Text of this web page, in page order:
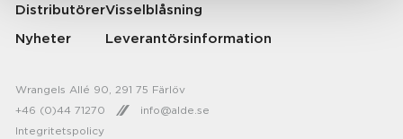
Distributörer
Nyheter
Visselblåsning
Leverantörsinformation
Integritetspolicy
Wrangels Allé 90, 291 75 Färlöv
+46 (0)44 71270
info@alde.se